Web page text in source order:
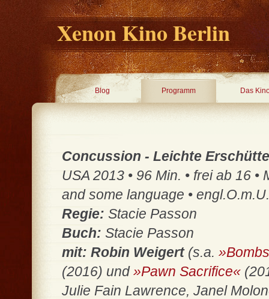
Xenon Kino Berlin
Blog Programm Das
Concussion - Leichte
USA 2013 • 96 Min. • frei ab 16
and some language • engl.O.m.U.
Regie: Stacie Passon
Buch: Stacie Passon
mit: Robin Weigert (s.a.
(2016) und»Pawn Sacrifice«
Julie Fain Lawrence, Janel